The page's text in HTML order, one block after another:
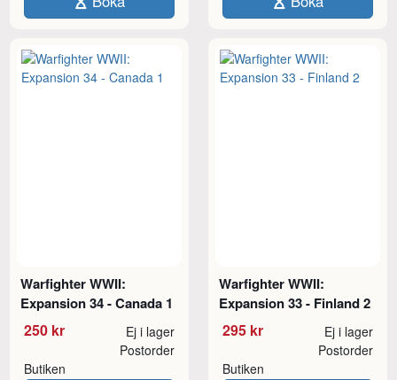
Warfighter WWII:
Expansion 34 - Canada 1
250 kr Ej i lager
Butiken
Postorder
Warfighter WWII:
Expansion 33 - Finland 2
295 kr Ej i lager
Butiken
Postorder